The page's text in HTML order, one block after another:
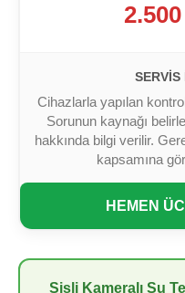
SERVIS
Cihazlarla yapılan
Sorunun kaynağı
hakkında bilgi verilir.
kapsamına
HEMEN
Şişli Kameralı Su